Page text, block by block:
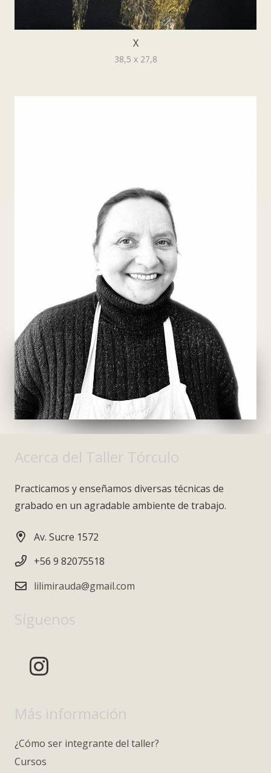
X
38,5 x 27,8
Acerca del Taller Tórculo
Practicamos y enseñamos diversas técnicas de
grabado en un agradable ambiente de trabajo.
Av. Sucre 1572
+56 9 82075518
lilimirauda@gmail.com
Síguenos
Más información
¿Cómo ser integrante del taller?
Cursos